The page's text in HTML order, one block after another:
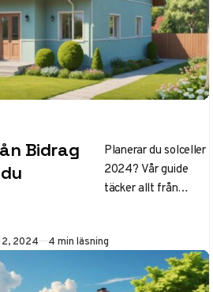
Bidrag
Planerar du solceller
2024? Vår guide
täcker allt från
och installation.
Klicka för komplett
solcellskunskap!
2024 4 min läsning